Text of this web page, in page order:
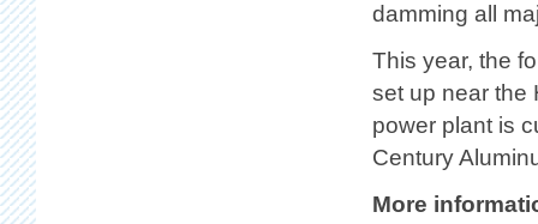
damming all
This year, the
set up near the
power plant is
Century
More